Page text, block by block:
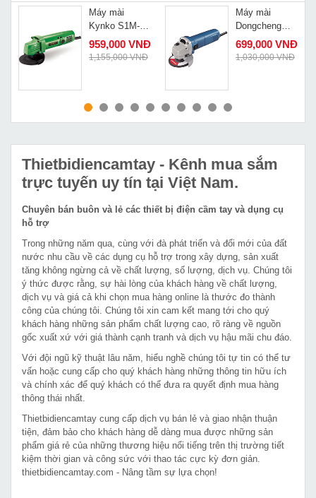
MUA NGAY
Máy mài
Kynko S1M-
KD01-100B
959,000 VNĐ
1,155,000 VNĐ
MUA NGAY
Máy mài
Dongcheng
S1M-FF03-
100A
699,000 VNĐ
1,030,000 VNĐ
Thietbidiencamtay - Kênh mua sắm
trực tuyến uy tín tại Việt Nam.
Chuyên bán buôn và lẻ các thiết bị điện cầm tay và dụng cụ
hỗ trợ
Trong những năm qua, cùng với đà phát triển và đổi mới của đất
nước nhu cầu về các dụng cụ hỗ trợ trong xây dựng, sản xuất
tăng không ngừng cả về chất lượng, số lượng, dịch vụ. Chúng tôi
ý thức được rằng, sự hài lòng của khách hàng về chất lượng,
dịch vụ và giá cả khi chọn mua hàng online là thước đo thành
công của chúng tôi. Chúng tôi xin cam kết mang tới cho quý
khách hàng những sản phẩm chất lượng cao, rõ ràng về nguồn
gốc xuất xứ với giá thành cạnh tranh và dịch vụ hậu mãi chu đáo.
Với đội ngũ kỹ thuật lâu năm, hiểu nghề chúng tôi tự tin có thể tư
vấn hoặc cung cấp cho quý khách hàng những thông tin hữu ích
và chính xác để quý khách có thể đưa ra quyết định mua hàng
thông thái nhất.
Thietbidiencamtay cung cấp dịch vụ bán lẻ và giao nhận thuận
tiện, đảm bảo cho khách hàng dễ dàng mua được những sản
phẩm giá rẻ của những thương hiệu nổi tiếng trên thị trường tiết
kiệm thời gian và công sức với thao tác cực kỳ đơn giản.
thietbidiencamtay.com - Nâng tầm sự lựa chọn!